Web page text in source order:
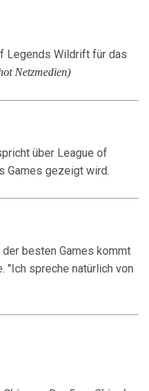
Legends Wildrift für das
Netzmedien)
über League of
Games gezeigt wird.
der besten Games kommt
"Ich spreche natürlich von